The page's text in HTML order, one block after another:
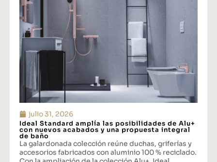
julio 31, 2026
Ideal Standard amplía las posibilidades de Alu+
con nuevos acabados y una propuesta integral
de baño
La galardonada colección reúne duchas, griferías y
accesorios fabricados con aluminio 100 % reciclado.